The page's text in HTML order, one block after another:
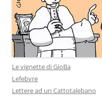
Le vignette di GioBa
Lefebvre
Lettere ad un Cattotalebano